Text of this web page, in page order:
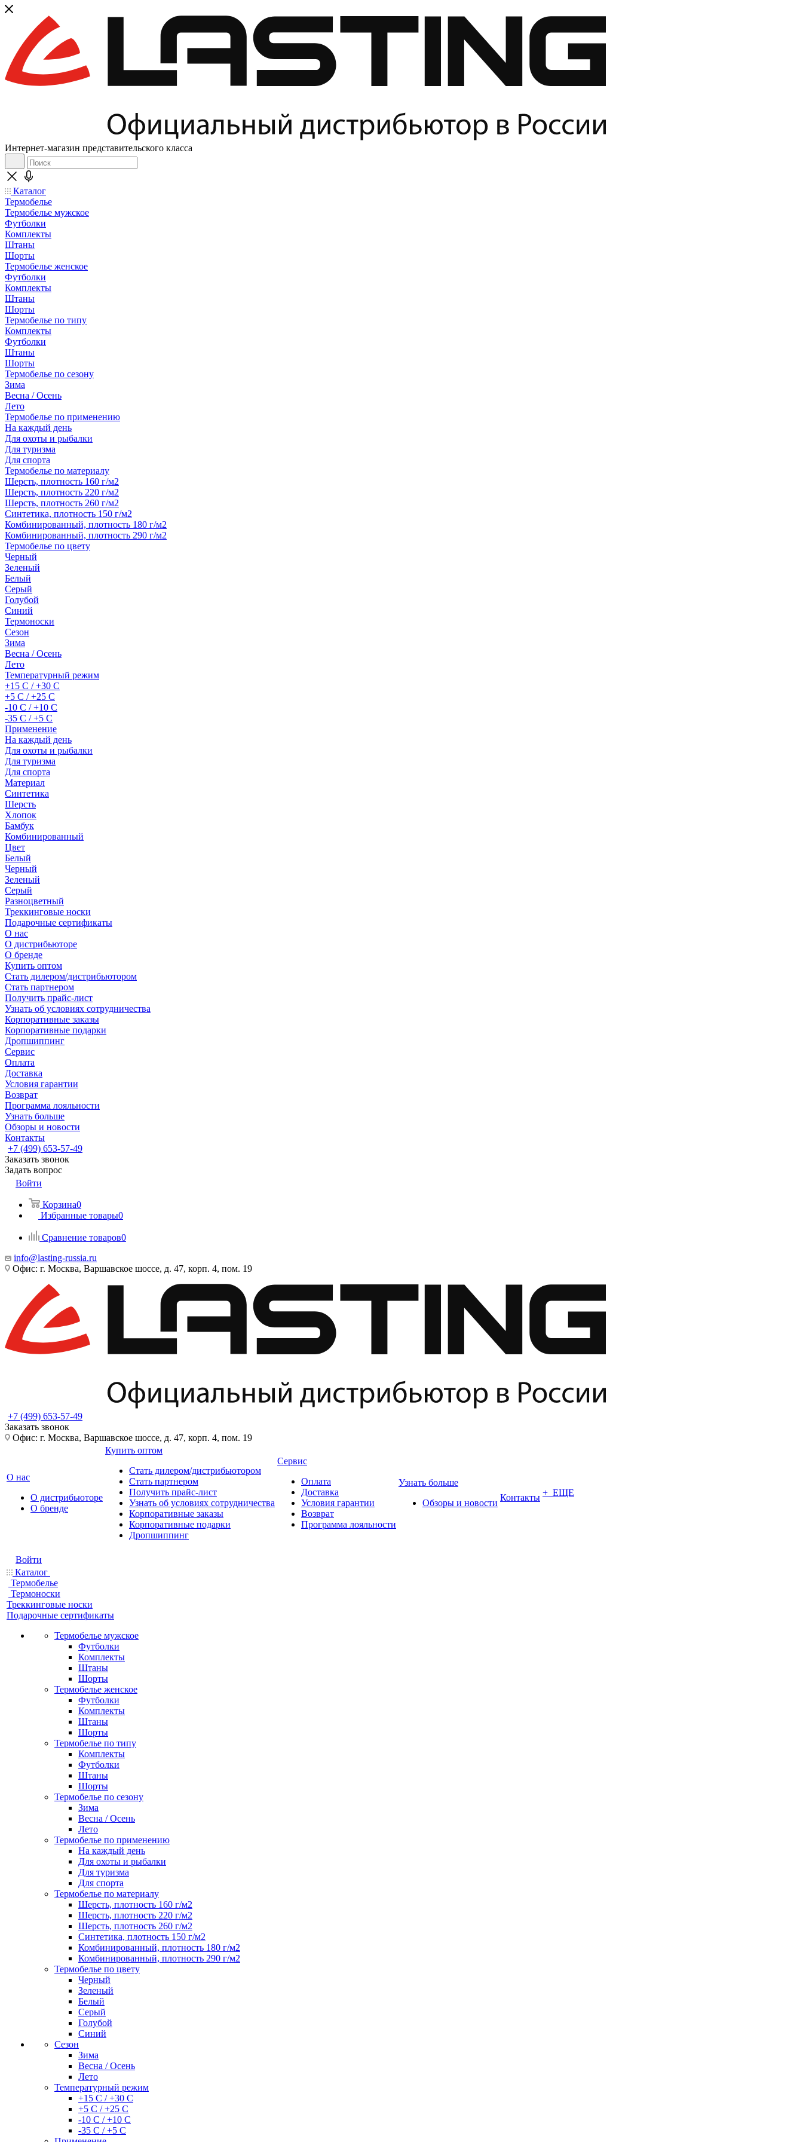
Интернет-магазин представительского класса
Каталог
Термобелье
Термобелье мужское
Футболки
Комплекты
Штаны
Шорты
Термобелье женское
Футболки
Комплекты
Штаны
Шорты
Термобелье по типу
Комплекты
Футболки
Штаны
Шорты
Термобелье по сезону
Зима
Весна / Осень
Лето
Термобелье по применению
На каждый день
Для охоты и рыбалки
Для туризма
Для спорта
Термобелье по материалу
Шерсть, плотность 160 г/м2
Шерсть, плотность 220 г/м2
Шерсть, плотность 260 г/м2
Синтетика, плотность 150 г/м2
Комбинированный, плотность 180 г/м2
Комбинированный, плотность 290 г/м2
Термобелье по цвету
Черный
Зеленый
Белый
Серый
Голубой
Синий
Термоноски
Сезон
Зима
Весна / Осень
Лето
Температурный режим
+15 С / +30 С
+5 С / +25 С
-10 С / +10 С
-35 С / +5 С
Применение
На каждый день
Для охоты и рыбалки
Для туризма
Для спорта
Материал
Синтетика
Шерсть
Хлопок
Бамбук
Комбинированный
Цвет
Белый
Черный
Зеленый
Серый
Разноцветный
Треккинговые носки
Подарочные сертификаты
О нас
О дистрибьюторе
О бренде
Купить оптом
Стать дилером/дистрибьютором
Стать партнером
Получить прайс-лист
Узнать об условиях сотрудничества
Корпоративные заказы
Корпоративные подарки
Дропшиппинг
Сервис
Оплата
Доставка
Условия гарантии
Возврат
Программа лояльности
Узнать больше
Обзоры и новости
Контакты
+7 (499) 653-57-49
Заказать звонок
Задать вопрос
Войти
Корзина0
Избранные товары0
Сравнение товаров0
info@lasting-russia.ru
Офис: г. Москва, Варшавское шоссе, д. 47, корп. 4, пом. 19
+7 (499) 653-57-49
Заказать звонок
Офис: г. Москва, Варшавское шоссе, д. 47, корп. 4, пом. 19
О нас
О дистрибьюторе
О бренде
Купить оптом
Стать дилером/дистрибьютором
Стать партнером
Получить прайс-лист
Узнать об условиях сотрудничества
Корпоративные заказы
Корпоративные подарки
Дропшиппинг
Сервис
Оплата
Доставка
Условия гарантии
Возврат
Программа лояльности
Узнать больше
Обзоры и новости
Контакты + ЕЩЕ
Войти
Каталог
Термобелье
Термоноски
Треккинговые носки
Подарочные сертификаты
Термобелье мужское
Футболки
Комплекты
Штаны
Шорты
Термобелье женское
Футболки
Комплекты
Штаны
Шорты
Термобелье по типу
Комплекты
Футболки
Штаны
Шорты
Термобелье по сезону
Зима
Весна / Осень
Лето
Термобелье по применению
На каждый день
Для охоты и рыбалки
Для туризма
Для спорта
Термобелье по материалу
Шерсть, плотность 160 г/м2
Шерсть, плотность 220 г/м2
Шерсть, плотность 260 г/м2
Синтетика, плотность 150 г/м2
Комбинированный, плотность 180 г/м2
Комбинированный, плотность 290 г/м2
Термобелье по цвету
Черный
Зеленый
Белый
Серый
Голубой
Синий
Сезон
Зима
Весна / Осень
Лето
Температурный режим
+15 С / +30 С
+5 С / +25 С
-10 С / +10 С
-35 С / +5 С